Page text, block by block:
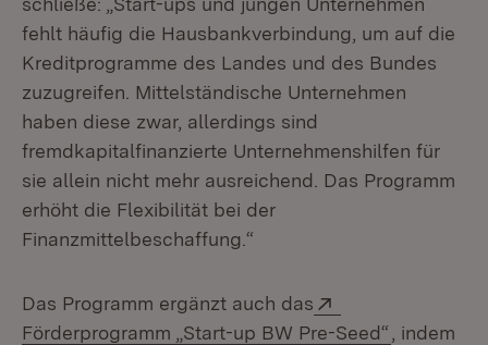
fehlt häufig die Hausbankverbindung, um auf die
Kreditprogramme des Landes und des Bundes
zuzugreifen. Mittelständische Unternehmen
haben diese zwar, allerdings sind
fremdkapitalfinanzierte Unternehmenshilfen für
sie allein nicht mehr ausreichend. Das Programm
erhöht die Flexibilität bei der
Finanzmittelbeschaffung.“
Das Programm ergänzt auch das
Förderprogramm „Start-up BW Pre-Seed“ (Öffnet in
, indem